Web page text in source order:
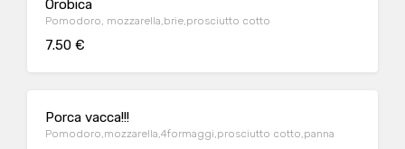
Orobica
Pomodoro, mozzarella,brie,prosciutto cotto
7.50 €
Porca vacca!!!
Pomodoro,mozzarella,4formaggi,prosciutto cotto,panna